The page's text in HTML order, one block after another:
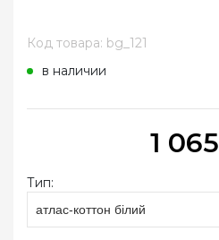
Код товара: bg_121
в наличии
1 065
Тип:
атлас-коттон білий